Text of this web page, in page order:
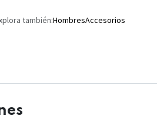
también:HombresAccesorios